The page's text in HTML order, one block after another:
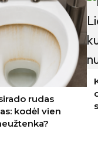
Lietuvoje: 9
derlių dar
rudenį